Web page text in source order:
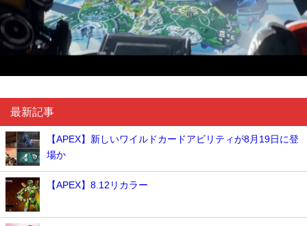
最新記事
【APEX】新しいワイルドカードアビリティが8月19日に登
場か
【APEX】8.12リカラー